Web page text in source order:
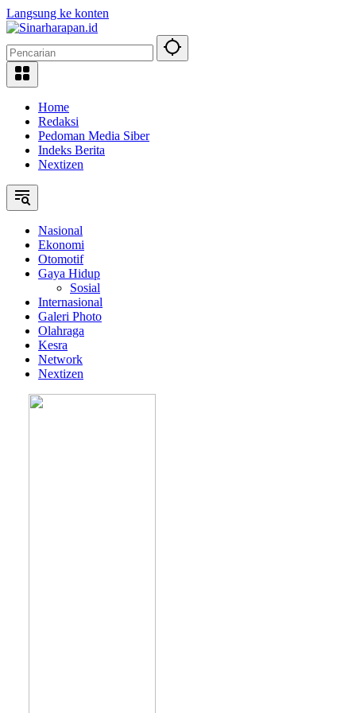
Langsung ke konten
Home
Redaksi
Pedoman Media Siber
Indeks Berita
Nextizen
Nasional
Ekonomi
Otomotif
Gaya Hidup
Sosial
Internasional
Galeri Photo
Olahraga
Kesra
Network
Nextizen